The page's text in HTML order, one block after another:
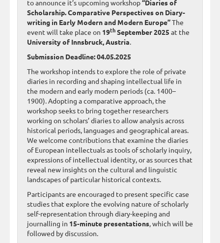
to announce it’s upcoming workshop“Diaries of
Scholarship. Comparative Perspectives on Diary-
writing in Early Modern and Modern Europe”The
event will take place on 19thSeptember 2025 at the
University of Innsbruck, Austria.
Submission Deadline: 04.05.2025
The workshop intends to explore the role of private
diaries in recording and shaping intellectual life in
the modern and early modern periods (ca. 1400–
1900). Adopting a comparative approach, the
workshop seeks to bring together researchers
working on scholars’ diaries to allow analysis across
historical periods, languages and geographical areas.
We welcome contributions that examine the diaries
of European intellectuals as tools of scholarly inquiry,
expressions of intellectual identity, or as sources that
reveal new insights on the cultural and linguistic
landscapes of particular historical contexts.
Participants are encouraged to present specific case
studies that explore the evolving nature of scholarly
self-representation through diary-keeping and
journalling in 15-minute presentations, which will be
followed by discussion.